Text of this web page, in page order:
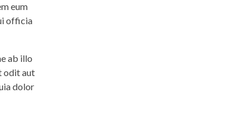
eum
officia
ab illo
odit aut
dolor